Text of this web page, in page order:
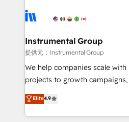
agency for an Ops problem.
agency for a growth problem. Hire a partner built to
Elite Partners with 10+ years
Premier Partner 2023 🌟5
Won HubSpot Theme
HubSpot Rising Star Why us? Harnessing the full
potential of the powerful HubSpot
HubSpot experience
Hourly-fee (assigned one
Instrumental Group
提供元：Instrumental Group
We help companies scale
projects to growth
Hire an agency that's
HubSpot and willing to work
team to simplify the complex
Elite4.9